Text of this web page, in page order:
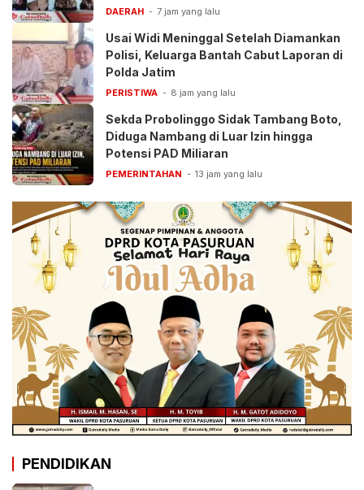
Anak
DAERAH 7 jam yang lalu
Usai Widi Meninggal Setelah Diamankan
Polisi, Keluarga Bantah Cabut Laporan di
Polda Jatim
PERISTIWA 8 jam yang lalu
Sekda Probolinggo Sidak Tambang Boto,
Diduga Nambang di Luar Izin hingga
Potensi PAD Miliaran
PEMERINTAHAN 13 jam yang lalu
PENDIDIKAN